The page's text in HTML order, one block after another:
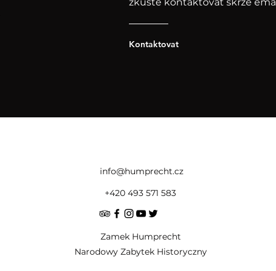
Kontaktovat
info@humprecht.cz
+420 493 571 583
Zamek Humprecht
Narodowy Zabytek Historyczny